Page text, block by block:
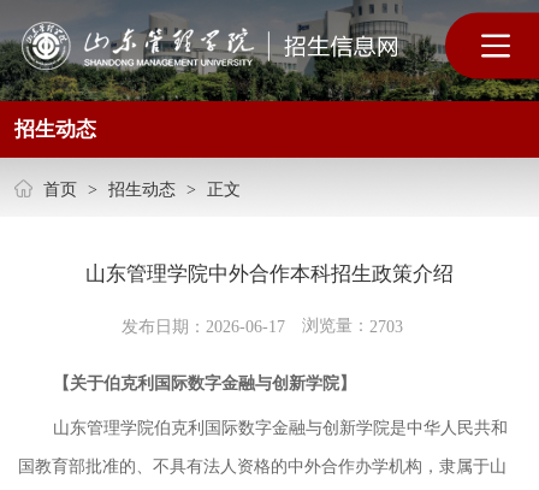
招生动态
首页 > 招生动态 > 正文
山东管理学院中外合作本科招生政策介绍
发布日期：2026-06-17 浏览量： 2703
【关于伯克利国际数字金融与创新学院】
山东管理学院伯克利国际数字金融与创新学院是中华人民共和
国教育部批准的、不具有法人资格的中外合作办学机构，隶属于山